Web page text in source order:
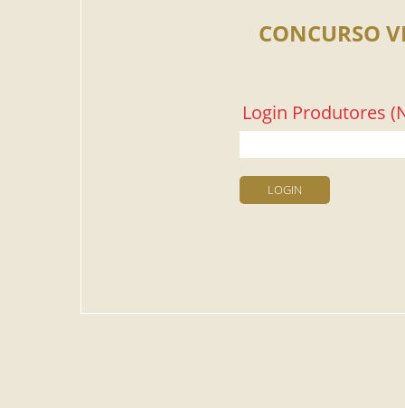
CONCURSO
Login Produtores
LOGIN